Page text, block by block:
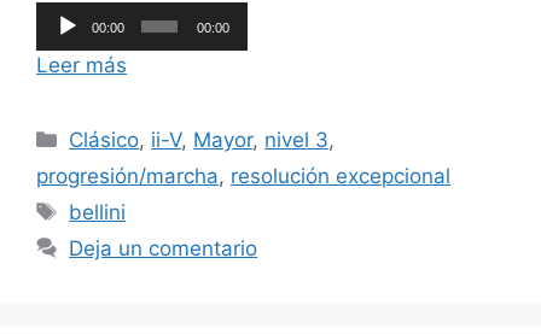
audio
00:00 00:00
Leer más
Categorías
Clásico, ii-V, Mayor, nivel 3,
progresión/marcha, resolución excepcional
Etiquetas
bellini
Deja un comentario